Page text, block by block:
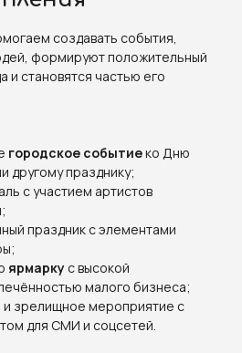
создавать события,
формируют положительный
и становятся частью его
городское событиеко Дню
другому празднику;
с участием артистов
праздник с элементами
ярмарку с высокой
малого бизнеса;
и зрелищное мероприятие с
для СМИ и соцсетей.